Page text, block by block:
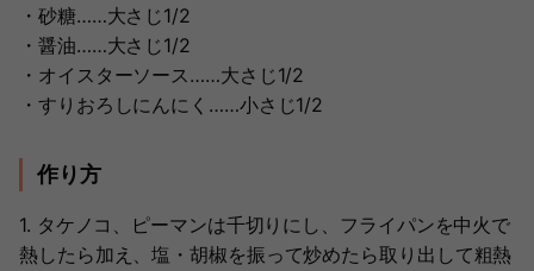
・砂糖……大さじ1/2
・醤油……大さじ1/2
・オイスターソース……大さじ1/2
・すりおろしにんにく……小さじ1/2
作り方
1. タケノコ、ピーマンは千切りにし、フライパンを中火で
熱したら加え、塩・胡椒を振って炒めたら取り出して粗熱